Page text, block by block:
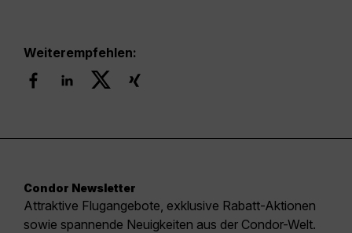
Weiterempfehlen:
Condor Newsletter
Attraktive Flugangebote, exklusive Rabatt-Aktionen
sowie spannende Neuigkeiten aus der Condor-Welt.